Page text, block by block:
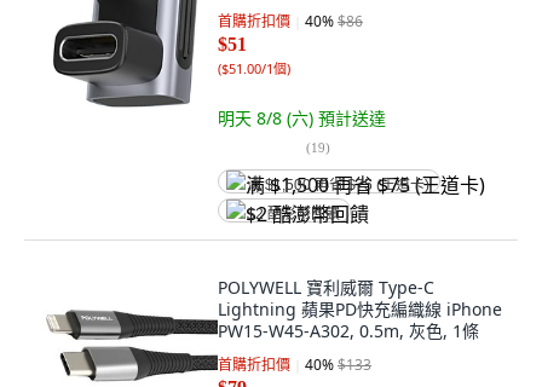
首購折扣價 40%$86
$51
($51.00/1個)
明天 8/8 (六) 預計送達
(19)
满 $1,500 再省 $75 (王道卡)
$2 酷澎幣回饋
POLYWELL 寶利威爾 Type-C
Lightning 蘋果PD快充編織線 iPhone
PW15-W45-A302, 0.5m, 灰色, 1條
首購折扣價 40%$133